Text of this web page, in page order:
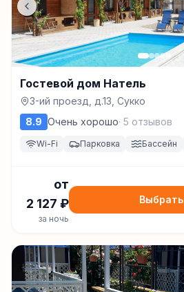
Гостевой дом Натель
3-ий проезд, д.13, Сукко
8.9 Очень хорошо· 5 отзывов
Wi-Fi Парковка Бассейн
от
2 127 ₽
за ночь